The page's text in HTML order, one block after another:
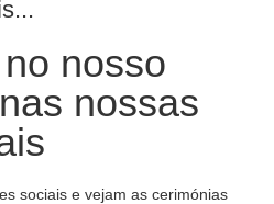
nosso
nossas
sociais e vejam as cerimónias